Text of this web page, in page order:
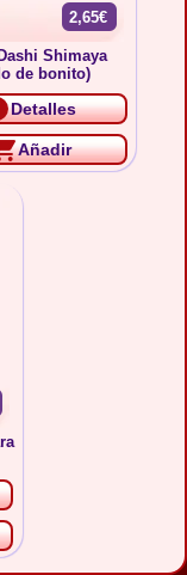
2,65€
Shimaya
de bonito)
Detalles
Añadir